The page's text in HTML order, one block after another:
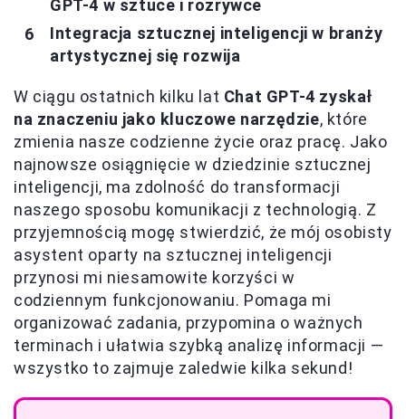
GPT-4 w sztuce i rozrywce
Integracja sztucznej inteligencji w branży
artystycznej się rozwija
W ciągu ostatnich kilku lat Chat GPT-4 zyskał
na znaczeniu jako kluczowe narzędzie, które
zmienia nasze codzienne życie oraz pracę. Jako
najnowsze osiągnięcie w dziedzinie sztucznej
inteligencji, ma zdolność do transformacji
naszego sposobu komunikacji z technologią. Z
przyjemnością mogę stwierdzić, że mój osobisty
asystent oparty na sztucznej inteligencji
przynosi mi niesamowite korzyści w
codziennym funkcjonowaniu. Pomaga mi
organizować zadania, przypomina o ważnych
terminach i ułatwia szybką analizę informacji —
wszystko to zajmuje zaledwie kilka sekund!